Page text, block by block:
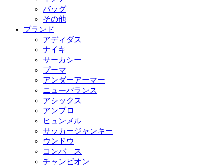
バッグ
その他
ブランド
アディダス
ナイキ
サーカシー
プーマ
アンダーアーマー
ニューバランス
アシックス
アンブロ
ヒュンメル
サッカージャンキー
ウンドウ
コンバース
チャンピオン